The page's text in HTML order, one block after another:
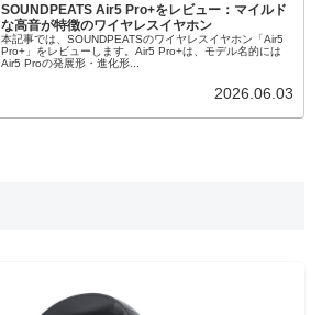
SOUNDPEATS Air5 Pro+をレビュー：マイルド
な高音が特徴のワイヤレスイヤホン
本記事では、SOUNDPEATSのワイヤレスイヤホン「Air5
Pro+」をレビューします。Air5 Pro+は、モデル名的には
Air5 Proの発展形・進化形...
2026.06.03